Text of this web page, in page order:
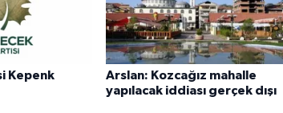
Kepenk
Arslan: Kozcağız mahalle
yapılacak iddiası gerçek dışı